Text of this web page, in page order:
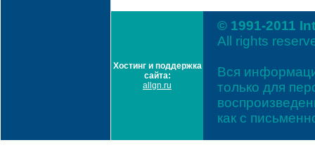
Хостинг и поддержка
сайта:
allgn.ru
© 1991-2011
All rights
Вся
только для
как с